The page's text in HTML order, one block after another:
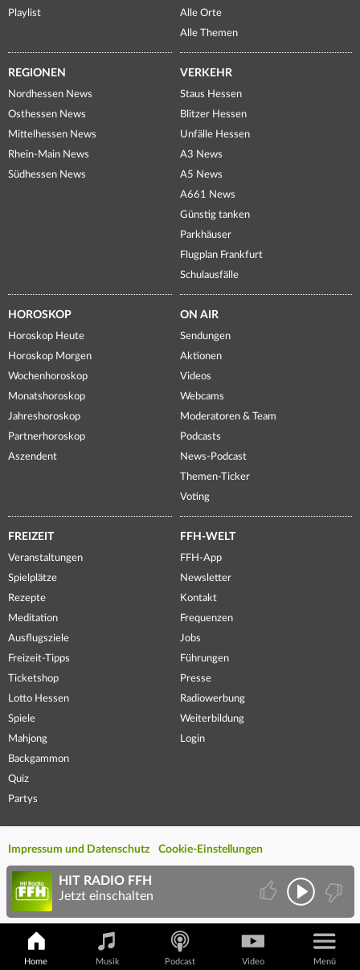
Playlist
Alle Orte
Alle Themen
REGIONEN
Nordhessen News
Osthessen News
Mittelhessen News
Rhein-Main News
Südhessen News
VERKEHR
Staus Hessen
Blitzer Hessen
Unfälle Hessen
A3 News
A5 News
A661 News
Günstig tanken
Parkhäuser
Flugplan Frankfurt
Schulausfälle
HOROSKOP
Horoskop Heute
Horoskop Morgen
Wochenhoroskop
Monatshoroskop
Jahreshoroskop
Partnerhoroskop
Aszendent
ON AIR
Sendungen
Aktionen
Videos
Webcams
Moderatoren & Team
Podcasts
News-Podcast
Themen-Ticker
Voting
FREIZEIT
Veranstaltungen
Spielplätze
Rezepte
Meditation
Ausflugsziele
Freizeit-Tipps
Ticketshop
Lotto Hessen
Spiele
Mahjong
Backgammon
Quiz
Partys
FFH-WELT
FFH-App
Newsletter
Kontakt
Frequenzen
Jobs
Führungen
Presse
Radiowerbung
Weiterbildung
Login
Impressum und Datenschutz Cookie-Einstellungen
Home Musik Podcast Video Menü
HIT RADIO FFH
Jetzt einschalten